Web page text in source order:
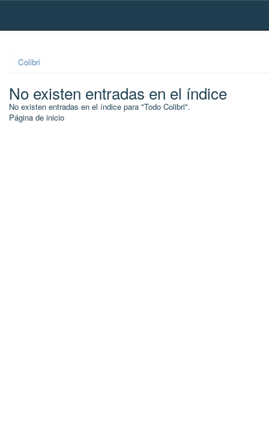
Skip
Colibri
No existen entradas en el índice
No existen entradas en el índice para "Todo Colibri".
Página de inicio